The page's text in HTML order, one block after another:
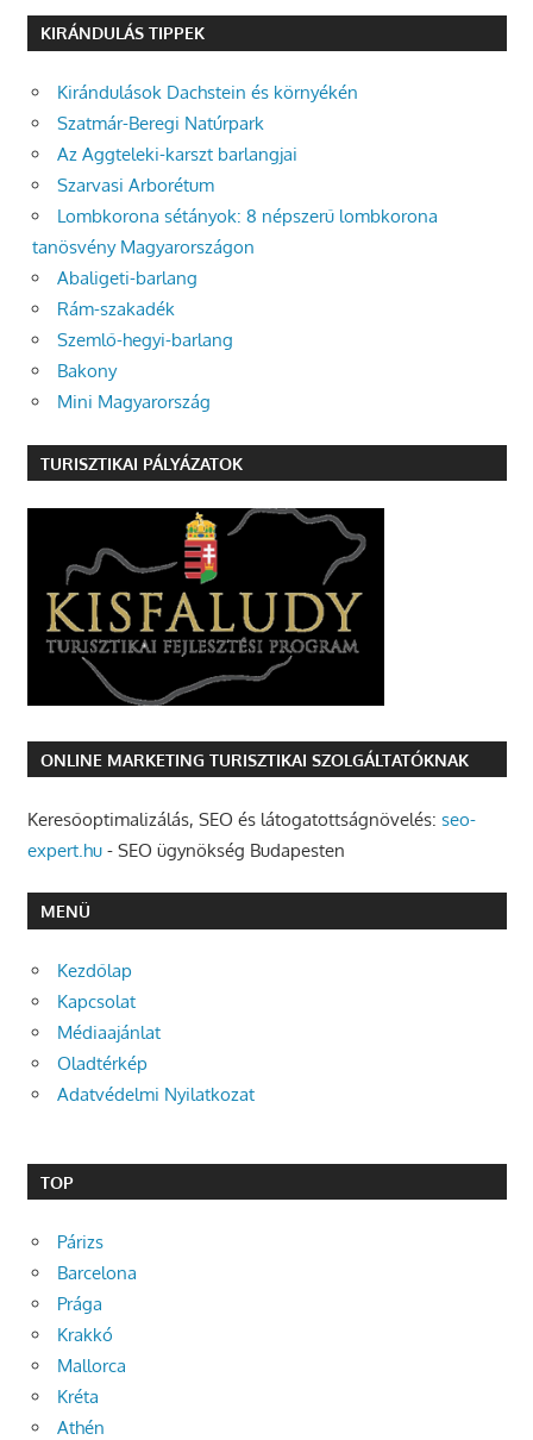
KIRÁNDULÁS TIPPEK
Kirándulások Dachstein és környékén
Szatmár-Beregi Natúrpark
Az Aggteleki-karszt barlangjai
Szarvasi Arborétum
Lombkorona sétányok: 8 népszerű lombkorona
tanösvény Magyarországon
Abaligeti-barlang
Rám-szakadék
Szemlő-hegyi-barlang
Bakony
Mini Magyarország
TURISZTIKAI PÁLYÁZATOK
ONLINE MARKETING TURISZTIKAI SZOLGÁLTATÓKNAK
Keresőoptimalizálás, SEO és látogatottságnövelés: seo-
expert.hu- SEO ügynökség Budapesten
MENÜ
Kezdőlap
Kapcsolat
Médiaajánlat
Oladtérkép
Adatvédelmi Nyilatkozat
TOP
Párizs
Barcelona
Prága
Krakkó
Mallorca
Kréta
Athén